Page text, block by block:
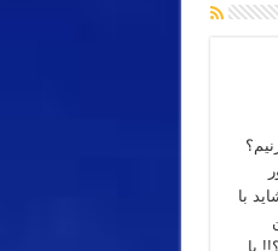
۸۰ درصد بزنیم؟
شاید با
بزنم؟!! یا